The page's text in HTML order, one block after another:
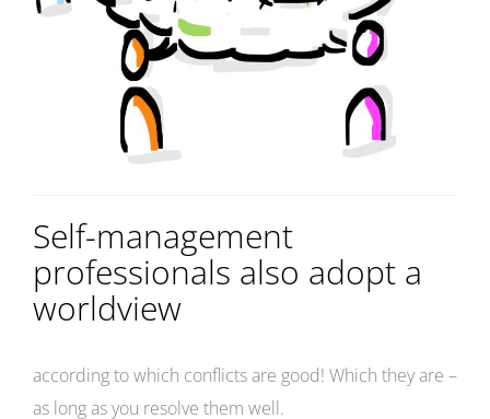
Self-management
professionals also adopt a
worldview
according to which conflicts are good! Which they are –
as long as you resolve them well.